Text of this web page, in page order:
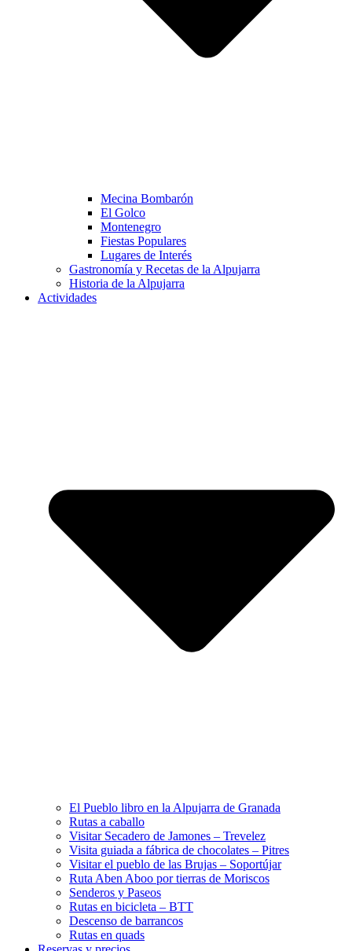
Mecina Bombarón
El Golco
Montenegro
Fiestas Populares
Lugares de Interés
Gastronomía y Recetas de la Alpujarra
Historia de la Alpujarra
Actividades
El Pueblo libro en la Alpujarra de Granada
Rutas a caballo
Visitar Secadero de Jamones – Trevelez
Visita guiada a fábrica de chocolates – Pitres
Visitar el pueblo de las Brujas – Soportújar
Ruta Aben Aboo por tierras de Moriscos
Senderos y Paseos
Rutas en bicicleta – BTT
Descenso de barrancos
Rutas en quads